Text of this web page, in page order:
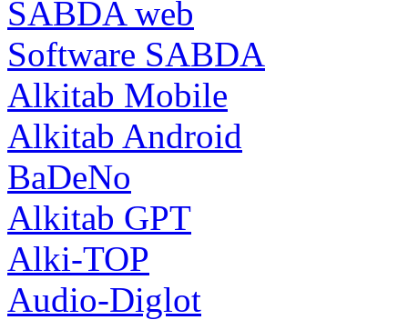
SABDA web
Software SABDA
Alkitab Mobile
Alkitab Android
BaDeNo
Alkitab GPT
Alki-TOP
Audio-Diglot